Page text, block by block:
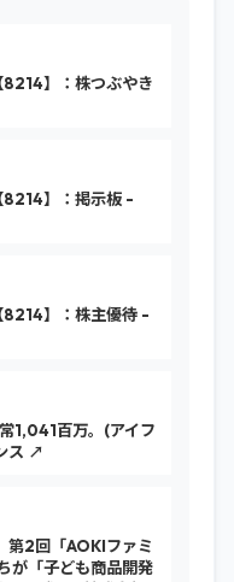
】：株つぶやき
8214】：掲示板 -
8214】：株主優待 -
1,041百万。(アイフ
ス ↗
第2回「AOKIファミ
が「子ども商品開発